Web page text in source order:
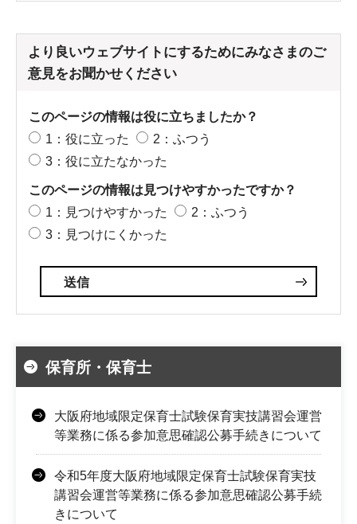
より良いウェブサイトにするためにみなさまのご
意見をお聞かせください
このページの情報は役に立ちましたか？
1：役に立った
2：ふつう
3：役に立たなかった
このページの情報は見つけやすかったですか？
1：見つけやすかった
2：ふつう
3：見つけにくかった
保育所・保育士
大阪府地域限定保育士試験保育実技講習会運営
等業務に係る参加意思確認公募手続きについて
令和5年度大阪府地域限定保育士試験保育実技
講習会運営等業務に係る参加意思確認公募手続
きについて